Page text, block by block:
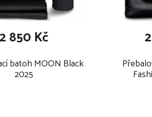
batoh MOON Black
2025
2 850 Kč